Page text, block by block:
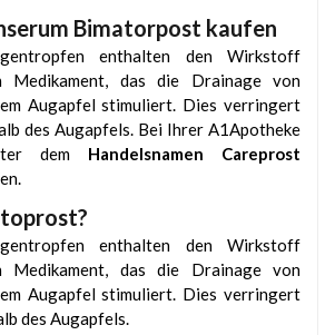
Bimatorpost kaufen
enthalten den Wirkstoff
Medikament, das die Drainage von
Augapfel stimuliert. Dies verringert
des Augapfels. Bei Ihrer A1Apotheke
dem Handelsnamen Careprost
enthalten den Wirkstoff
Medikament, das die Drainage von
Augapfel stimuliert. Dies verringert
des Augapfels.